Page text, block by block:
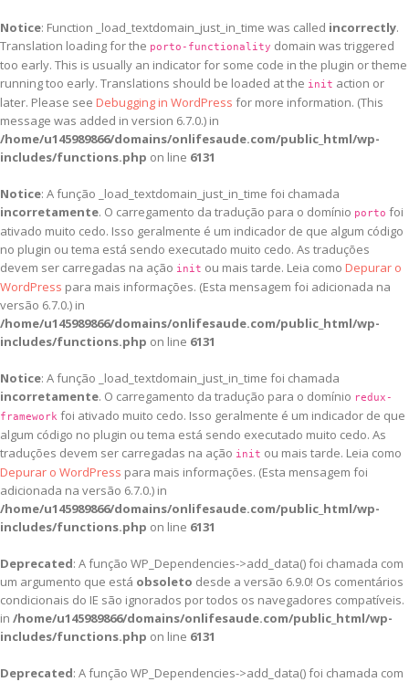
Notice: Function _load_textdomain_just_in_time was called incorrectly.
Translation loading for the porto-functionality domain was triggered
too early. This is usually an indicator for some code in the plugin or theme
running too early. Translations should be loaded at the init action or
later. Please see Debugging in WordPress for more information. (This
message was added in version 6.7.0.) in
/home/u145989866/domains/onlifesaude.com/public_html/wp-
includes/functions.php on line 6131
Notice: A função _load_textdomain_just_in_time foi chamada
incorretamente. O carregamento da tradução para o domínio porto foi
ativado muito cedo. Isso geralmente é um indicador de que algum código
no plugin ou tema está sendo executado muito cedo. As traduções
devem ser carregadas na ação init ou mais tarde. Leia como Depurar o
WordPress para mais informações. (Esta mensagem foi adicionada na
versão 6.7.0.) in
/home/u145989866/domains/onlifesaude.com/public_html/wp-
includes/functions.php on line 6131
Notice: A função _load_textdomain_just_in_time foi chamada
incorretamente. O carregamento da tradução para o domínio redux-
framework foi ativado muito cedo. Isso geralmente é um indicador de que
algum código no plugin ou tema está sendo executado muito cedo. As
traduções devem ser carregadas na ação init ou mais tarde. Leia como
Depurar o WordPress para mais informações. (Esta mensagem foi
adicionada na versão 6.7.0.) in
/home/u145989866/domains/onlifesaude.com/public_html/wp-
includes/functions.php on line 6131
Deprecated: A função WP_Dependencies->add_data() foi chamada com
um argumento que está obsoleto desde a versão 6.9.0! Os comentários
condicionais do IE são ignorados por todos os navegadores compatíveis.
in /home/u145989866/domains/onlifesaude.com/public_html/wp-
includes/functions.php on line 6131
Deprecated: A função WP_Dependencies->add_data() foi chamada com